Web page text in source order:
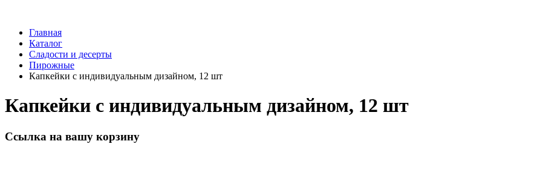
Главная
Каталог
Сладости и десерты
Пирожные
Капкейки с индивидуальным дизайном, 12 шт
Капкейки с индивидуальным дизайном, 12 шт
Ссылка на вашу корзину